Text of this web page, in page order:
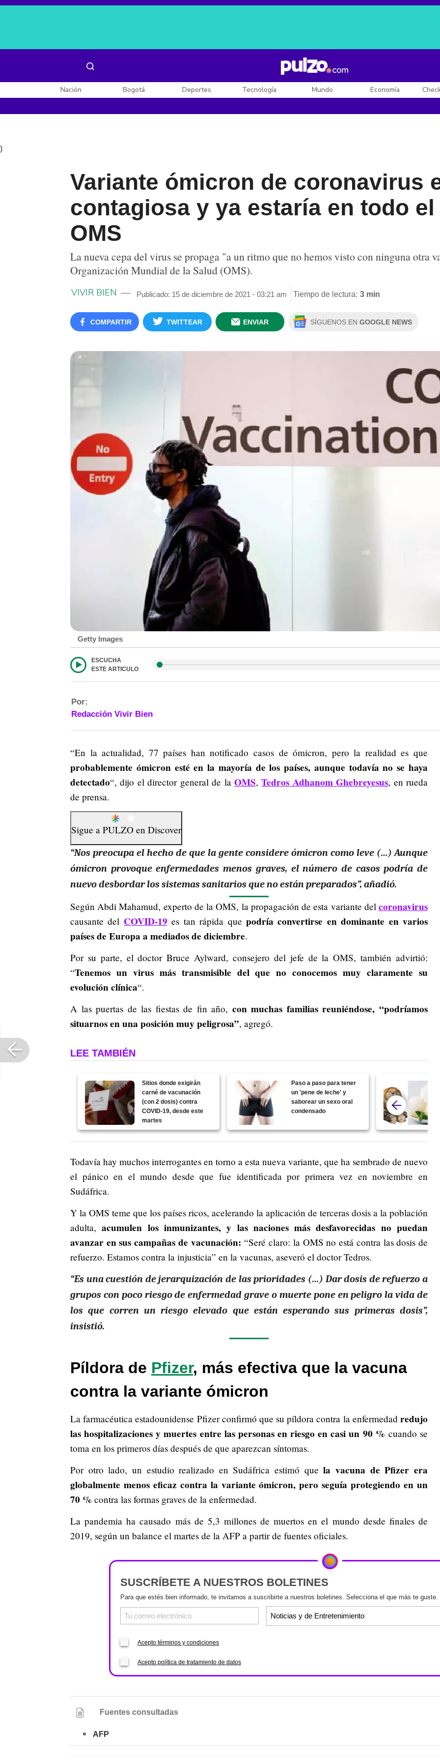
Posesión de De la Espriella
Nación Bogotá Deportes Tecnología Mundo Economía
)
Variante ómicron de coronavirus
contagiosa y ya estaría en todo
OMS
La nueva cepa del virus se propaga "a un ritmo que no hemos visto con ninguna otra
Organización Mundial de la Salud (OMS).
VIVIR BIEN Publicado: 15 de diciembre de 2021 - 03:21 am Tiempo de lectura: 3 min
COMPARTIR TWITTEAR ENVIAR SÍGUENOS EN GOOGLE NEWS
Getty Images
ESCUCHA
ESTE ARTICULO
Por:
Redacción Vivir Bien
“En la actualidad, 77 países han notificado casos de ómicron, pero la realidad es que
probablemente ómicron esté en la mayoría de los países, aunque todavía no se haya
detectado“, dijo el director general de la OMS,Tedros Adhanom Ghebreyesus, en rueda
de prensa.
Sigue a PULZO en Discover
“Nos preocupa el hecho de que la gente considere ómicron como leve (…) Aunque
ómicron provoque enfermedades menos graves, el número de casos podría de
nuevo desbordar los sistemas sanitarios que no están preparados”, añadió.
Según Abdi Mahamud, experto de la OMS, la propagación de esta variante del coronavirus
causante del COVID-19 es tan rápida que podría convertirse en dominante en varios
países de Europa a mediados de diciembre.
Por su parte, el doctor Bruce Aylward, consejero del jefe de la OMS, también advirtió:
“Tenemos un virus más transmisible del que no conocemos muy claramente su
evolución clínica“.
A las puertas de las fiestas de fin año, con muchas familias reuniéndose, “podríamos
situarnos en una posición muy peligrosa”, agregó.
LEE TAMBIÉN
Sitios donde exigirán
carné de vacunación
(con 2 dosis) contra
COVID-19, desde este
martes
Paso a paso para tener
un 'pene de leche' y
saborear un sexo oral
condensado
Todavía hay muchos interrogantes en torno a esta nueva variante, que ha sembrado de nuevo
el pánico en el mundo desde que fue identificada por primera vez en noviembre en
Sudáfrica.
Y la OMS teme que los países ricos, acelerando la aplicación de terceras dosis a la población
adulta,acumulen los inmunizantes, y las naciones más desfavorecidas no puedan
avanzar en sus campañas de vacunación:“Seré claro: la OMS no está contra las dosis de
refuerzo. Estamos contra la injusticia” en la vacunas, aseveró el doctor Tedros.
“Es una cuestión de jerarquización de las prioridades (…) Dar dosis de refuerzo a
grupos con poco riesgo de enfermedad grave o muerte pone en peligro la vida de
los que corren un riesgo elevado que están esperando sus primeras dosis”,
insistió.
Píldora de Pfizer, más efectiva que la vacuna
contra la variante ómicron
La farmacéutica estadounidense Pfizer confirmó que su píldora contra la enfermedad redujo
las hospitalizaciones y muertes entre las personas en riesgo en casi un 90 % cuando se
toma en los primeros días después de que aparezcan síntomas.
Por otro lado, un estudio realizado en Sudáfrica estimó quela vacuna de Pfizer era
globalmente menos eficaz contra la variante ómicron, pero seguía protegiendo en un
70 % contra las formas graves de la enfermedad.
La pandemia ha causado más de 5,3 millones de muertos en el mundo desde finales de
2019, según un balance el martes de la AFP a partir de fuentes oficiales.
SUSCRÍBETE A NUESTROS BOLETINES
Para que estés bien informado, te invitamos a suscribirte a nuestros boletines. Selecciona el que más te guste.
Acepto términos y condiciones
Acepto política de tratamiento de datos
Fuentes consultadas
AFP